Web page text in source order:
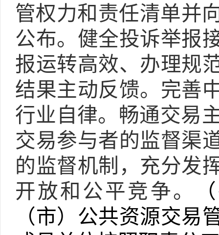
管权力和责任清单并
公布。健全投诉举报
报运转高效、办理规
结果主动反馈。完善
行业自律。 畅通交易
交易参与者的监督渠
的监督机制，充分发
开放和公平竞争。
（市）公共资源交易